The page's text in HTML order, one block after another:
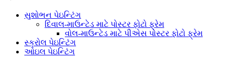
સુશોભન પેઇન્ટિંગ
દિવાલ-માઉન્ટેડ માટે પોસ્ટર ફોટો ફ્રેમ
વોલ-માઉન્ટેડ માટે પીએસ પોસ્ટર ફોટો ફ્રેમ
સ્ક્રોલ પેઇન્ટિંગ
ઓઇલ પેઇન્ટિંગ